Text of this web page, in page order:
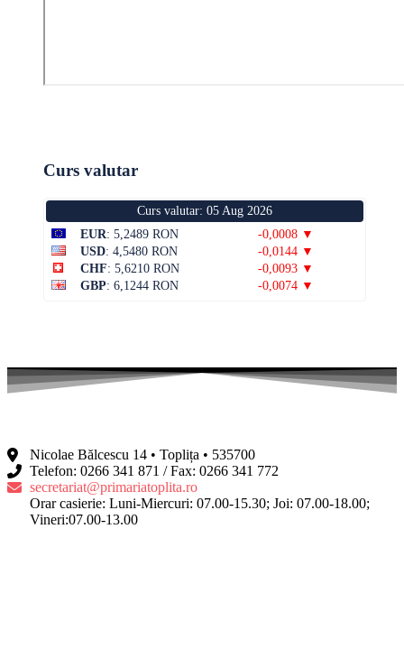
Curs valutar
Curs valutar: 05 Aug 2026
EUR: 5,2489 RON
-0,0008 ▼
USD: 4,5480 RON
-0,0144 ▼
CHF: 5,6210 RON
-0,0093 ▼
GBP: 6,1244 RON -0,0074 ▼
Nicolae Bălcescu 14 • Toplița • 535700
Telefon: 0266 341 871 / Fax: 0266 341 772
secretariat@primariatoplita.ro
Orar casierie: Luni-Miercuri: 07.00-15.30; Joi: 07.00-18.00;
Vineri:07.00-13.00